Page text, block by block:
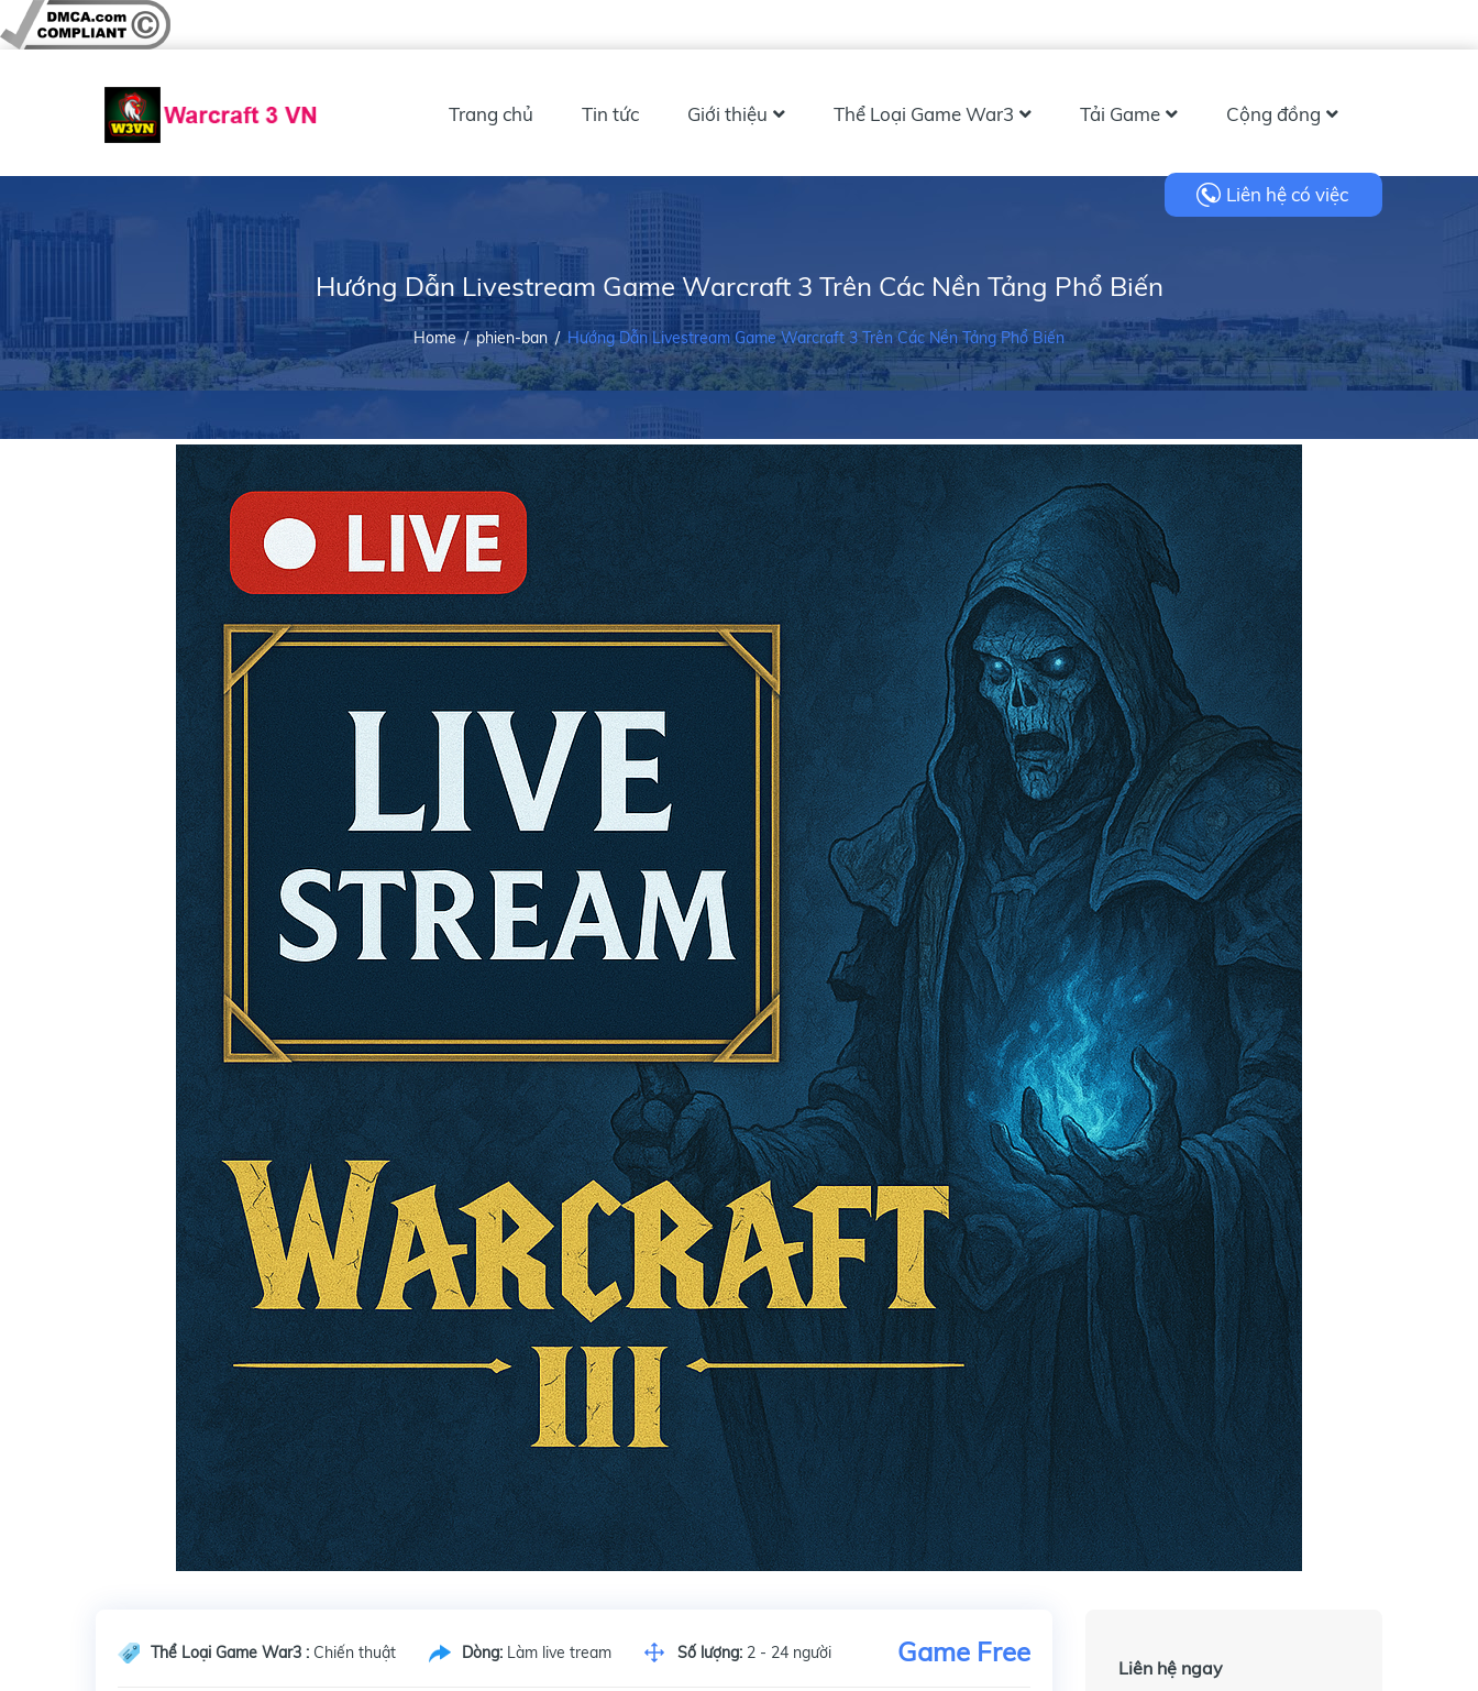
Trang chủ Tin tức Giới thiệu Thể Loại Game War3 Tải Game Cộng đồng
Liên hệ có việc
Hướng Dẫn Livestream Game Warcraft 3 Trên Các Nền Tảng Phổ Biến
Home /phien-ban / Hướng Dẫn Livestream Game Warcraft 3 Trên Các Nền Tảng Phổ Biến
Thể Loại Game War3 : Chiến thuật Dòng: Làm live tream Số lượng: 2 - 24 người Game Free Liên hệ ngay